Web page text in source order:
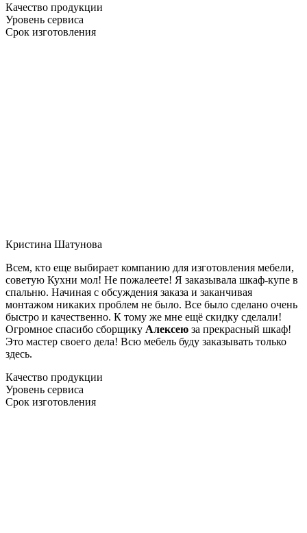
Качество продукции
Уровень сервиса
Срок изготовления
Кристина Шатунова
Всем, кто еще выбирает компанию для изготовления мебели,
советую Кухни мол! Не пожалеете! Я заказывала шкаф-купе в
спальню. Начиная с обсуждения заказа и заканчивая
монтажом никаких проблем не было. Все было сделано очень
быстро и качественно. К тому же мне ещё скидку сделали!
Огромное спасибо сборщику Алексею за прекрасный шкаф!
Это мастер своего дела! Всю мебель буду заказывать только
здесь.
Качество продукции
Уровень сервиса
Срок изготовления